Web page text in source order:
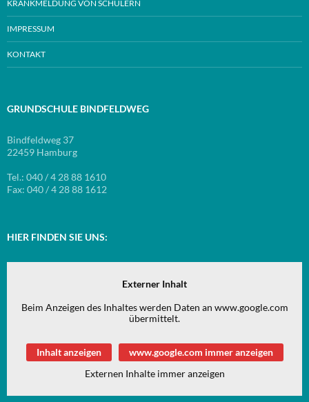
KRANKMELDUNG VON SCHÜLERN
IMPRESSUM
KONTAKT
GRUNDSCHULE BINDFELDWEG
Bindfeldweg 37
22459 Hamburg
Tel.: 040 / 4 28 88 1610
Fax: 040 / 4 28 88 1612
HIER FINDEN SIE UNS:
Externer Inhalt
Beim Anzeigen des Inhaltes werden Daten an www.google.com
übermittelt.
Inhalt anzeigen
www.google.com immer anzeigen
Externen Inhalte immer anzeigen